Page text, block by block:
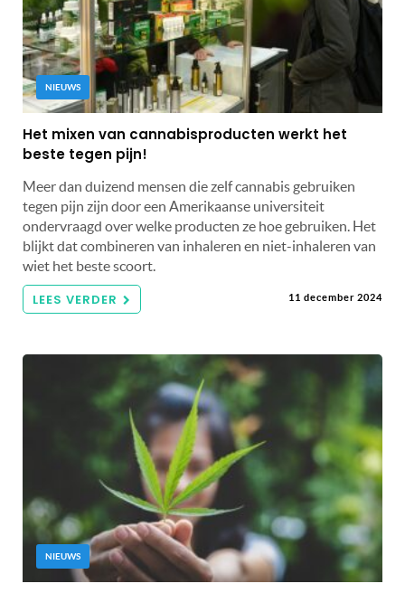
NIEUWS
Het mixen van cannabisproducten werkt het
beste tegen pijn!
Meer dan duizend mensen die zelf cannabis gebruiken
tegen pijn zijn door een Amerikaanse universiteit
ondervraagd over welke producten ze hoe gebruiken. Het
blijkt dat combineren van inhaleren en niet-inhaleren van
wiet het beste scoort.
LEES VERDER 11 december 2024
NIEUWS